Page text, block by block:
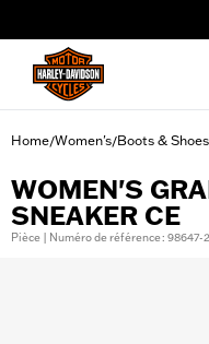
Home/Women's/Boots & Shoes
WOMEN'S
SNEAKER CE
Pièce | Numéro de référence : 98647-